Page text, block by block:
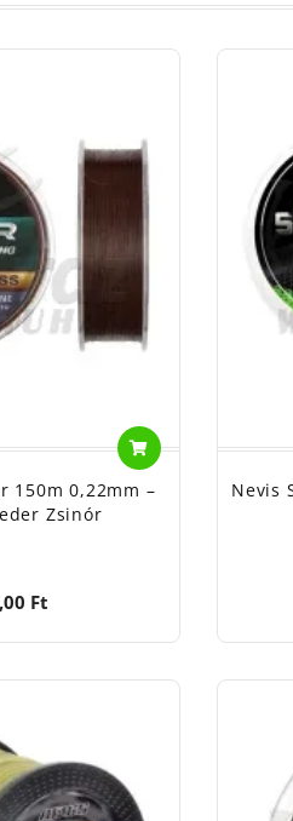
150m 0,22mm –
Zsinór
Ft
Nevis